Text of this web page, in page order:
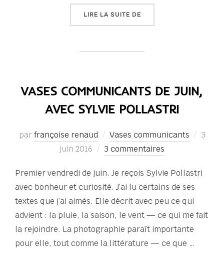
LIRE LA SUITE DE« PASSAGE »
VASES COMMUNICANTS DE JUIN,
AVEC SYLVIE POLLASTRI
parfrançoise renaud Vases communicants
3
juin 2016
3 commentaires
Premier vendredi de juin. Je reçois Sylvie Pollastri
avec bonheur et curiosité. J’ai lu certains de ses
textes que j’ai aimés. Elle décrit avec peu ce qui
advient : la pluie, la saison, le vent — ce qui me fait
la rejoindre. La photographie paraît importante
pour elle, tout comme la littérature — ce que …